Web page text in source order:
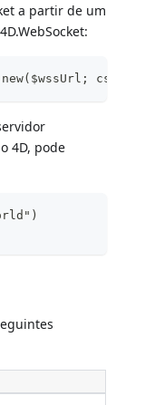
a partir de um
4D, pode